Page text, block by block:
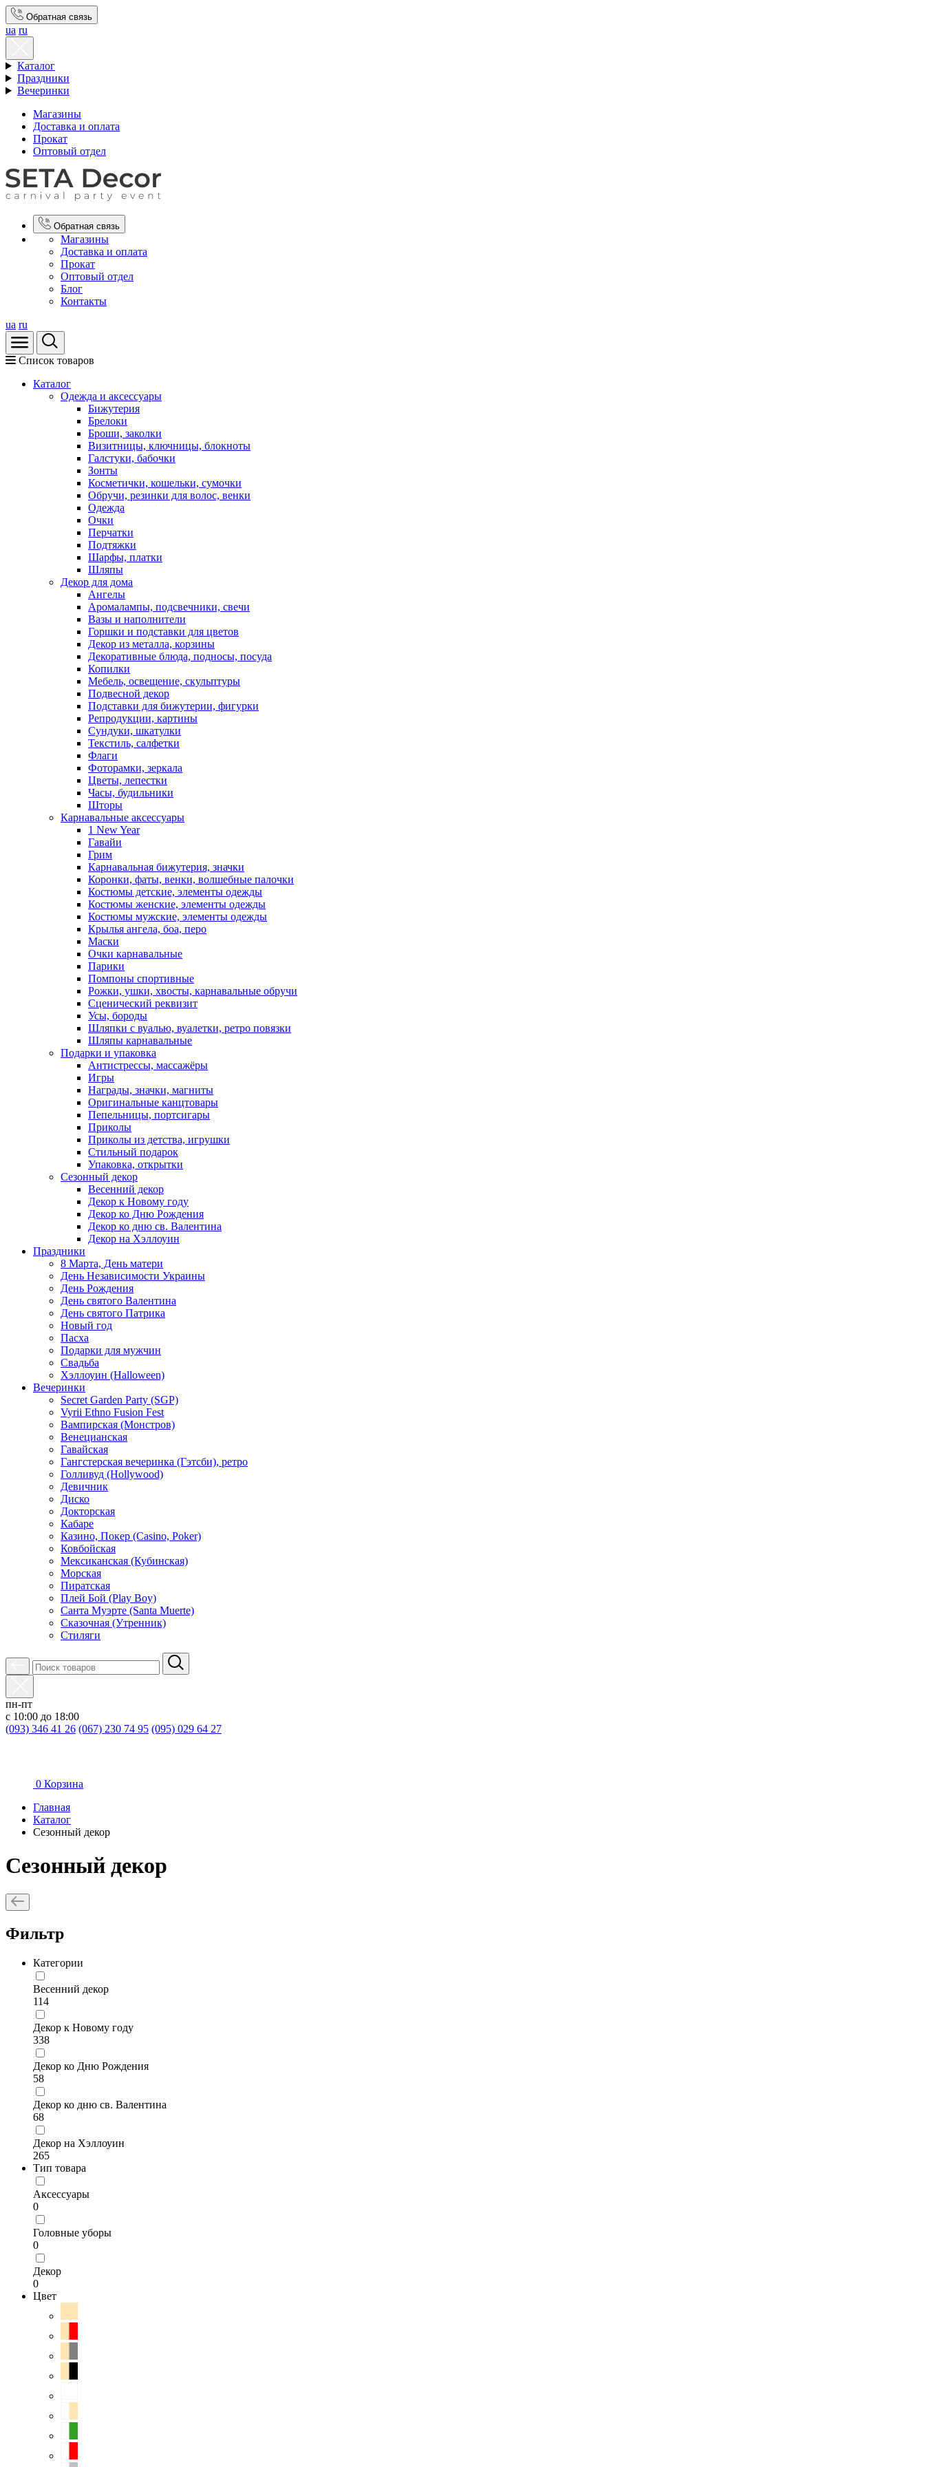
Обратная связь
ua ru
Каталог
Праздники
Вечеринки
Магазины
Доставка и оплата
Прокат
Оптовый отдел
Обратная связь
Магазины
Доставка и оплата
Прокат
Оптовый отдел
Блог
Контакты
ua ru
Список товаров
Каталог
Oдежда и аксессуары
Бижутерия
Брелоки
Броши, заколки
Визитницы, ключницы, блокноты
Галстуки, бабочки
Зонты
Косметички, кошельки, сумочки
Обручи, резинки для волос, венки
Одежда
Очки
Перчатки
Подтяжки
Шарфы, платки
Шляпы
Декор для дома
Ангелы
Аромалампы, подсвечники, свечи
Вазы и наполнители
Горшки и подставки для цветов
Декор из металла, корзины
Декоративные блюда, подносы, посуда
Копилки
Мебель, освещение, скульптуры
Подвесной декор
Подставки для бижутерии, фигурки
Репродукции, картины
Сундуки, шкатулки
Текстиль, салфетки
Флаги
Фоторамки, зеркала
Цветы, лепестки
Часы, будильники
Шторы
Карнавальные аксессуары
1 New Year
Гавайи
Грим
Карнавальная бижутерия, значки
Коронки, фаты, венки, волшебные палочки
Костюмы детские, элементы одежды
Костюмы женские, элементы одежды
Костюмы мужские, элементы одежды
Крылья ангела, боа, перо
Маски
Очки карнавальные
Парики
Помпоны спортивные
Рожки, ушки, хвосты, карнавальные обручи
Сценический реквизит
Усы, бороды
Шляпки с вуалью, вуалетки, ретро повязки
Шляпы карнавальные
Подарки и упаковка
Антистрессы, массажёры
Игры
Награды, значки, магниты
Оригинальные канцтовары
Пепельницы, портсигары
Приколы
Приколы из детства, игрушки
Стильный подарок
Упаковка, открытки
Сезонный декор
Весенний декор
Декор к Новому году
Декор ко Дню Рождения
Декор ко дню св. Валентина
Декор на Хэллоуин
Праздники
8 Марта, День матери
День Независимости Украины
День Рождения
День святого Валентина
День святого Патрика
Новый год
Пасха
Подарки для мужчин
Свадьба
Хэллоуин (Halloween)
Вечеринки
Secret Garden Party (SGP)
Vyrii Ethno Fusion Fest
Вампирская (Монстров)
Венецианская
Гавайская
Гангстерская вечеринка (Гэтсби), ретро
Голливуд (Hollywood)
Девичник
Диско
Докторская
Кабаре
Казино, Покер (Casino, Poker)
Ковбойская
Мексиканская (Кубинская)
Морская
Пиратская
Плей Бой (Play Boy)
Санта Муэрте (Santa Muerte)
Сказочная (Утренник)
Стиляги
пн-пт
с 10:00 до 18:00
(093) 346 41 26 (067) 230 74 95 (095) 029 64 27
0 Корзина
Главная
Каталог
Сезонный декор
Сезонный декор
Фильтр
Категории
Весенний декор
114
Декор к Новому году
338
Декор ко Дню Рождения
58
Декор ко дню св. Валентина
68
Декор на Хэллоуин
265
Тип товара
Аксессуары
0
Головные уборы
0
Декор
0
Цвет